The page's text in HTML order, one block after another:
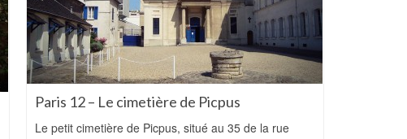
Paris 12 – Le cimetière de Picpus
Le petit cimetière de Picpus, situé au 35 de la rue